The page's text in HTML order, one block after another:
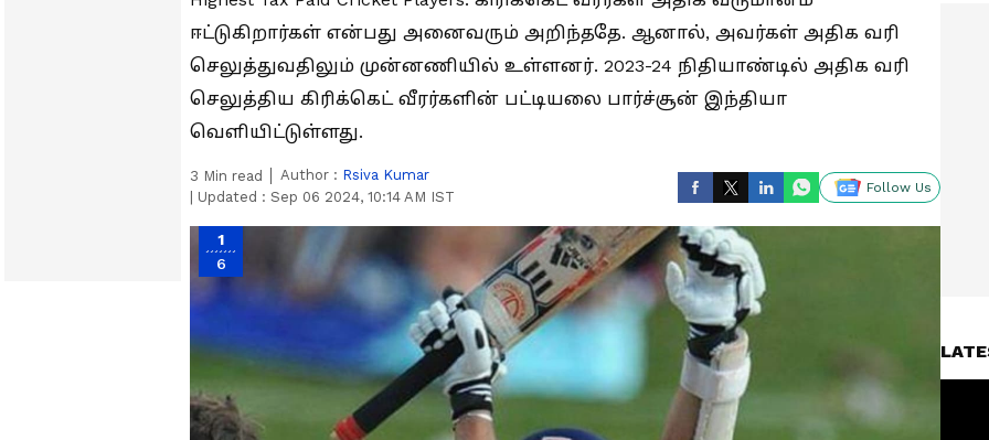
ஈட்டுகிறார்கள் என்பது அனைவரும் அறிந்ததே. ஆனால், அவர்கள் அதிக வரி
செலுத்துவதிலும் முன்னணியில் உள்ளனர். 2023-24 நிதியாண்டில் அதிக வரி
செலுத்திய கிரிக்கெட் வீரர்களின் பட்டியலை பார்ச்சூன் இந்தியா
வெளியிட்டுள்ளது.
3 Min read Author : Rsiva Kumar
Updated : Sep 06 2024, 10:14 AM IST
Follow Us
1
6